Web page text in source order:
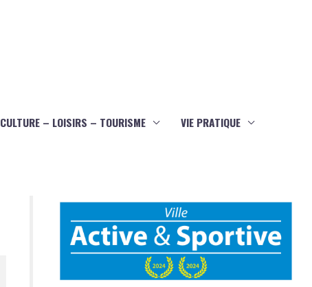
CULTURE – LOISIRS – TOURISME VIE PRATIQUE